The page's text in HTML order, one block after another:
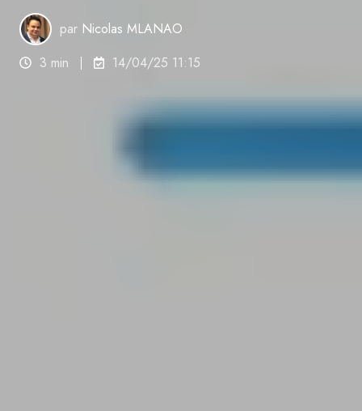
par Nicolas MLANAO
3 min
14/04/25 11:15